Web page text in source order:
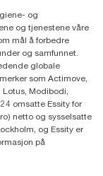
og
og tjenestene våre
mål å forbedre
og samfunnet.
globale
som Actimove,
Lotus, Modibodi,
omsatte Essity for
netto og sysselsatte
og Essity er
på